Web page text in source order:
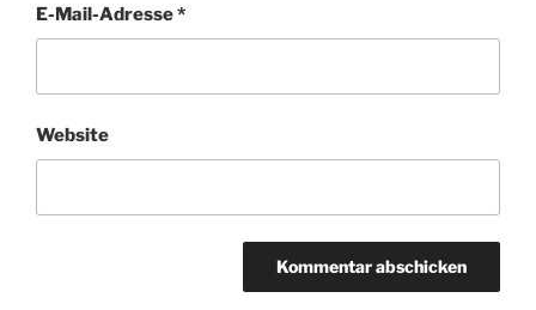
E-Mail-Adresse*
Website